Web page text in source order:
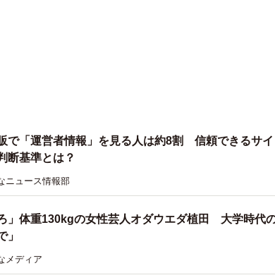
で「運営者情報」を見る人は約8割 信頼できるサ
断基準とは？
ニュース情報部
ろ」体重130kgの女性芸人オダウエダ植田 大学時代
」
メディア